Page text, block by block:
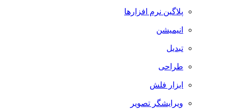
پلاگین نرم افزارها
انیمیشن
تبدیل
طراحی
ابزار فلش
ویرایشگر تصویر